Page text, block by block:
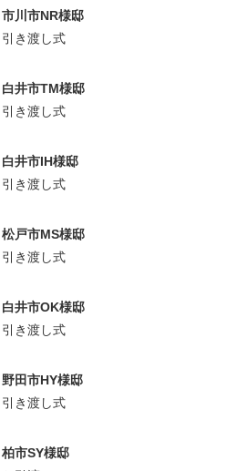
市川市NR様邸
引き渡し式
白井市TM様邸
引き渡し式
白井市IH様邸
引き渡し式
松戸市MS様邸
引き渡し式
白井市OK様邸
引き渡し式
野田市HY様邸
引き渡し式
柏市SY様邸